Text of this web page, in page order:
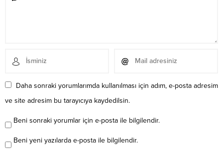
Daha sonraki yorumlarımda kullanılması için adım, e-posta adresim
ve site adresim bu tarayıcıya kaydedilsin.
Beni sonraki yorumlar için e-posta ile bilgilendir.
Beni yeni yazılarda e-posta ile bilgilendir.